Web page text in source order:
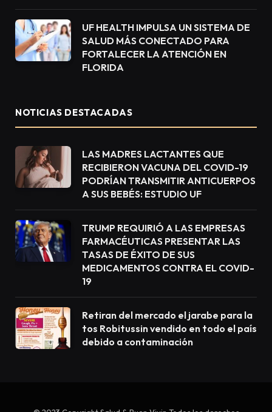
UF HEALTH IMPULSA UN SISTEMA DE
SALUD MÁS CONECTADO PARA
FORTALECER LA ATENCIÓN EN
FLORIDA
NOTICIAS DESTACADAS
LAS MADRES LACTANTES QUE
RECIBIERON VACUNA DEL COVID-19
PODRÍAN TRANSMITIR ANTICUERPOS
A SUS BEBÉS: ESTUDIO UF
TRUMP REQUIRIÓ A LAS EMPRESAS
FARMACÉUTICAS PRESENTAR LAS
TASAS DE ÉXITO DE SUS
MEDICAMENTOS CONTRA EL COVID-
19
Retiran del mercado el jarabe para la
tos Robitussin vendido en todo el país
debido a contaminación